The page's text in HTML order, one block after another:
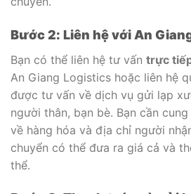
Bước 2: Liên hệ với An
Bạn có thể liên hệ tư vấn trực
An Giang Logistics hoặc liên hệ
được tư vấn về dịch vụ gửi lạp
người thân, bạn bè. Bạn cần
về hàng hóa và địa chỉ người
chuyển có thể đưa ra giá cả và
thể.